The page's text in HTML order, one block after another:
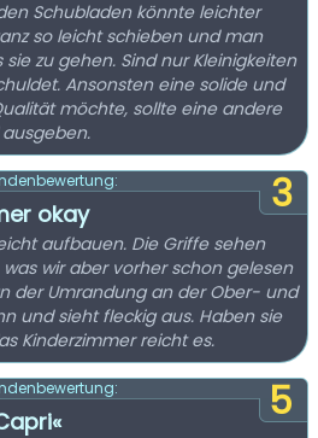
Schubladen könnte leichter
so leicht schieben und man
zu gehen. Sind nur Kleinigkeiten
Ansonsten eine solide und
möchte, sollte eine andere
3
okay
aufbauen. Die Griffe sehen
was wir aber vorher schon gelesen
der Umrandung an der Ober- und
und sieht fleckig aus. Haben sie
Kinderzimmer reicht es.
5